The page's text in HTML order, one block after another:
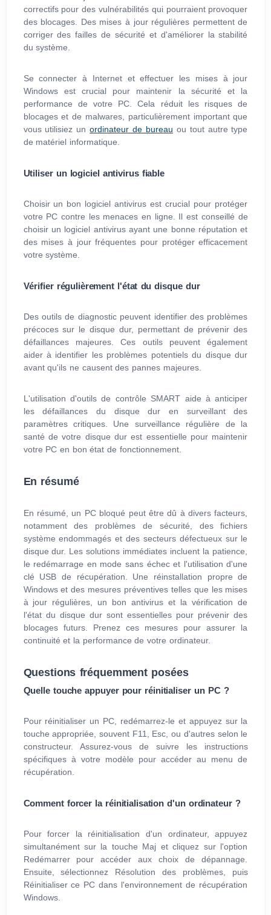
correctifs pour des vulnérabilités qui pourraient provoquer
des blocages. Des mises à jour régulières permettent de
corriger des failles de sécurité et d'améliorer la stabilité
du système.
Se connecter à Internet et effectuer les mises à jour
Windows est crucial pour maintenir la sécurité et la
performance de votre PC. Cela réduit les risques de
blocages et de malwares, particulièrement important que
vous utilisiez unordinateur de bureau ou tout autre type
de matériel informatique.
Utiliser un logiciel antivirus fiable
Choisir un bon logiciel antivirus est crucial pour protéger
votre PC contre les menaces en ligne. Il est conseillé de
choisir un logiciel antivirus ayant une bonne réputation et
des mises à jour fréquentes pour protéger efficacement
votre système.
Vérifier régulièrement l'état du disque dur
Des outils de diagnostic peuvent identifier des problèmes
précoces sur le disque dur, permettant de prévenir des
défaillances majeures. Ces outils peuvent également
aider à identifier les problèmes potentiels du disque dur
avant qu'ils ne causent des pannes majeures.
L'utilisation d'outils de contrôle SMART aide à anticiper
les défaillances du disque dur en surveillant des
paramètres critiques. Une surveillance régulière de la
santé de votre disque dur est essentielle pour maintenir
votre PC en bon état de fonctionnement.
En résumé
En résumé, un PC bloqué peut être dû à divers facteurs,
notamment des problèmes de sécurité, des fichiers
système endommagés et des secteurs défectueux sur le
disque dur. Les solutions immédiates incluent la patience,
le redémarrage en mode sans échec et l'utilisation d'une
clé USB de récupération. Une réinstallation propre de
Windows et des mesures préventives telles que les mises
à jour régulières, un bon antivirus et la vérification de
l'état du disque dur sont essentielles pour prévenir des
blocages futurs. Prenez ces mesures pour assurer la
continuité et la performance de votre ordinateur.
Questions fréquemment posées
Quelle touche appuyer pour réinitialiser un PC ?
Pour réinitialiser un PC, redémarrez-le et appuyez sur la
touche appropriée, souvent F11, Esc, ou d'autres selon le
constructeur. Assurez-vous de suivre les instructions
spécifiques à votre modèle pour accéder au menu de
récupération.
Comment forcer la réinitialisation d'un ordinateur ?
Pour forcer la réinitialisation d'un ordinateur, appuyez
simultanément sur la touche Maj et cliquez sur l'option
Redémarrer pour accéder aux choix de dépannage.
Ensuite, sélectionnez Résolution des problèmes, puis
Réinitialiser ce PC dans l'environnement de récupération
Windows.